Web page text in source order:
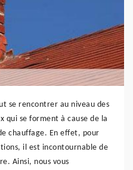
se rencontrer au niveau des
qui se forment à cause de la
chauffage. En effet, pour
il est incontournable de
Ainsi, nous vous